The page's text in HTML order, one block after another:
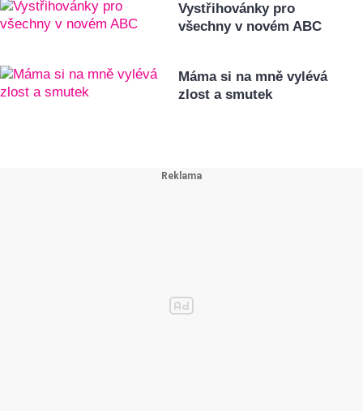
Vystřihovánky pro
všechny v novém ABC
Máma si na mně vylévá
zlost a smutek